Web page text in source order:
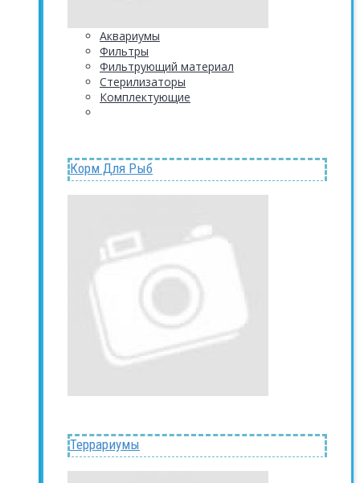
Аквариумы
Фильтры
Фильтрующий материал
Стерилизаторы
Комплектующие
Корм Для Рыб
Террариумы